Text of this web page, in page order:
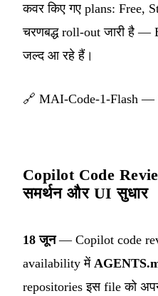
कवर किए गए plans: Free,
चरणबद्ध roll-out जारी है —
जल्द आ रहे हैं।
🔗 MAI-Code-1-Flash —
Copilot Code
समर्थन और UI सुधार
18 जून— Copilot code
availability में
repositories इस file को